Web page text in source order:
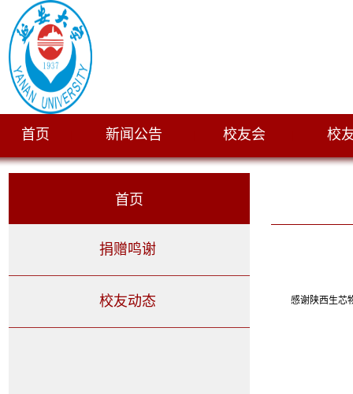
首页 新闻公告 校友会 校
首页
捐赠鸣谢
校友动态 感谢陕西生芯